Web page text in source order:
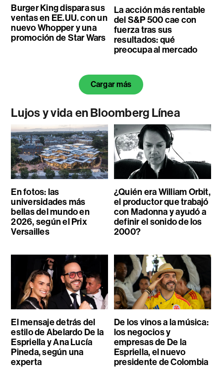
Burger King dispara sus
ventas en EE.UU. con un
nuevo Whopper y una
promoción de Star Wars
La acción más rentable
del S&P 500 cae con
fuerza tras sus
resultados: qué
preocupa al mercado
Cargar más
Lujos y vida en Bloomberg Línea
En fotos: las
universidades más
bellas del mundo en
2026, según el Prix
Versailles
¿Quién era William Orbit,
el productor que trabajó
con Madonna y ayudó a
definir el sonido de los
2000?
El mensaje detrás del
estilo de Abelardo De la
Espriella y Ana Lucía
Pineda, según una
experta
De los vinos a la música:
los negocios y
empresas de De la
Espriella, el nuevo
presidente de Colombia